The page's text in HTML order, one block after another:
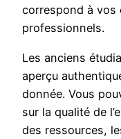
correspond à vos
professionnels.
Les anciens
aperçu
donnée. Vous
sur la qualité de
des ressources,